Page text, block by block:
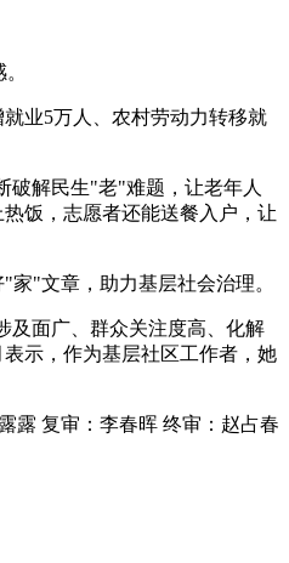
业5万人、农村劳动力转移就
破解民生"老"难题，让老年人
饭，志愿者还能送餐入户，让
"文章，助力基层社会治理。
及面广、群众关注度高、化解
示，作为基层社区工作者，她
露 复审：李春晖 终审：赵占春